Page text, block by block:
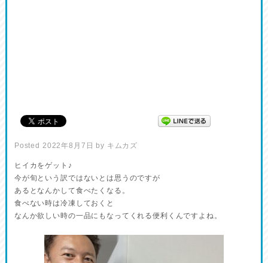
Posted 2022年8月7日 by キムカズ
ヒイカをゲット♪
今が旬という訳ではないとは思うのですが
あるとなんかして食べたくなる。
食べない時は冷凍しておくと
なんか欲しい時の一品にもなってくれる便利くんですよね。